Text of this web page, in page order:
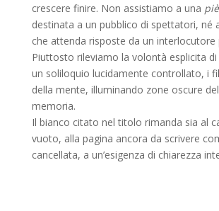
crescere finire. Non assistiamo a una
destinata a un pubblico di spettatori, né
che attenda risposte da un interlocutore
Piuttosto rileviamo la volontà esplicita di
un soliloquio lucidamente controllato, i
della mente, illuminando zone oscure
memoria.
Il bianco citato nel titolo rimanda sia al
vuoto, alla pagina ancora da scrivere
cancellata, a un’esigenza di chiarezza